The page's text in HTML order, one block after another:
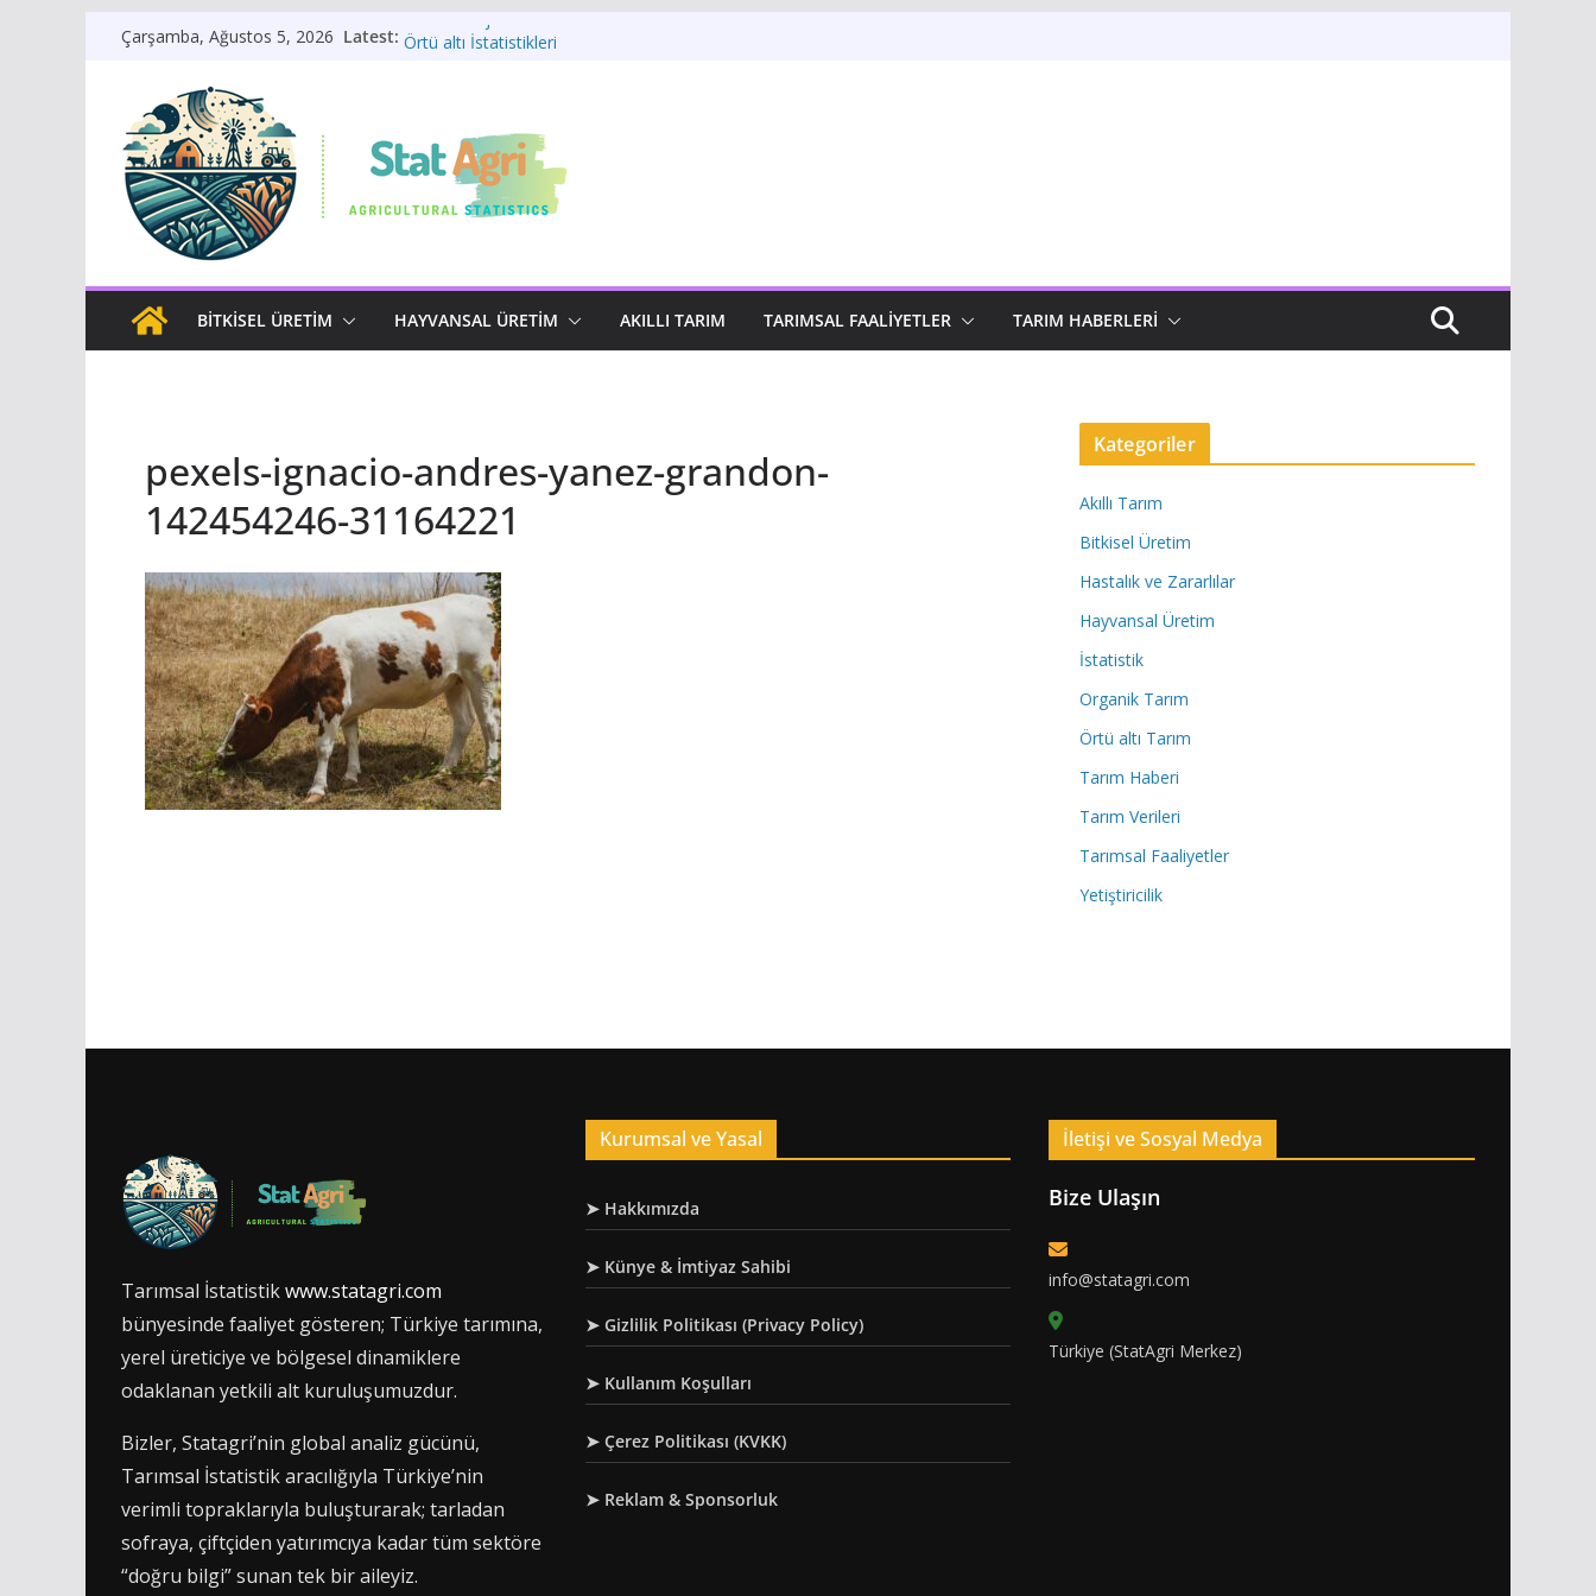
Çarşamba, Ağustos 5, 2026 Latest: Meteoroloji Asistanı
Örtü altı İstatistikleri
BITKISEL ÜRETIM HAYVANSAL ÜRETIM AKILLI TARIM TARIMSAL FAALIYETLER TARIM HABERLERI
pexels-ignacio-andres-yanez-grandon-
142454246-31164221
Kategoriler
Akıllı Tarım
Bitkisel Üretim
Hastalık ve Zararlılar
Hayvansal Üretim
İstatistik
Organik Tarım
Örtü altı Tarım
Tarım Haberi
Tarım Verileri
Tarımsal Faaliyetler
Yetiştiricilik
Tarımsal İstatistikwww.statagri.com
bünyesinde faaliyet gösteren; Türkiye tarımına,
yerel üreticiye ve bölgesel dinamiklere
odaklanan yetkili alt kuruluşumuzdur.
Bizler, Statagri’nin global analiz gücünü,
Tarımsal İstatistik aracılığıyla Türkiye’nin
verimli topraklarıyla buluşturarak; tarladan
sofraya, çiftçiden yatırımcıya kadar tüm sektöre
“doğru bilgi” sunan tek bir aileyiz.
Kurumsal ve Yasal
➤ Hakkımızda
➤ Künye & İmtiyaz Sahibi
➤ Gizlilik Politikası (Privacy Policy)
➤ Kullanım Koşulları
➤ Çerez Politikası (KVKK)
➤ Reklam & Sponsorluk
İletişi ve Sosyal Medya
Bize Ulaşın
info@statagri.com
Türkiye (StatAgri Merkez)